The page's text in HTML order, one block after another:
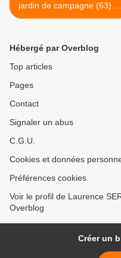
jardin de campagne (63) ...
Hébergé par Overblog
Top articles
Pages
Contact
Signaler un abus
C.G.U.
Cookies et données
Préférences cookies
Voir le profil de Laurence
Overblog
Créer un